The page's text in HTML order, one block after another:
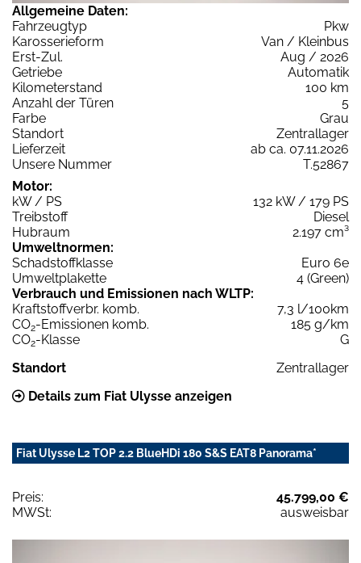
Allgemeine Daten:
Fahrzeugtyp
Pkw
Karosserieform
Van / Kleinbus
Erst-Zul.
Aug / 2026
Getriebe
Automatik
Kilometerstand
100 km
Anzahl der Türen
5
Farbe
Grau
Standort
Zentrallager
Lieferzeit
ab ca. 07.11.2026
Unsere Nummer
T.52867
Motor:
kW / PS
132 kW / 179 PS
Treibstoff
Diesel
Hubraum
2.197 cm³
Umweltnormen:
Schadstoffklasse
Euro 6e
Umweltplakette
4 (Green)
Verbrauch und Emissionen nach WLTP:
Kraftstoffverbr. komb.
7,3 l/100km
CO2-Emissionen komb.
185 g/km
CO2-Klasse
G
Standort
Zentrallager
Details zum Fiat Ulysse anzeigen
Fiat Ulysse L2 TOP 2.2 BlueHDi 180 S&S EAT8 Panorama*
Preis:
45.799,00 €
MWSt:
ausweisbar